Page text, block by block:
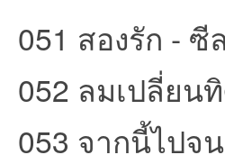
051 สองรัก - ซีล
052 ลมเปลี่ยน
053 จากนี้ไปจ